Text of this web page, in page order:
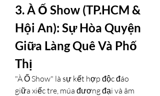
3. À Ố Show (TP.HCM &
Hội An): Sự Hòa Quyện
Giữa Làng Quê Và Phố
Thị
"À Ố Show" là sự kết hợp độc đáo
giữa xiếc tre, múa đương đại và âm